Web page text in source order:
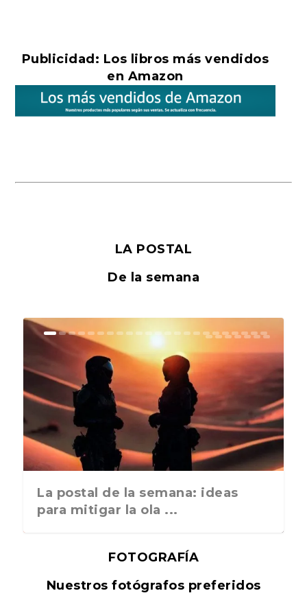
Publicidad: Los libros más vendidos
en Amazon
LA POSTAL
De la semana
La postal de la semana: ideas
para mitigar la ola ...
FOTOGRAFÍA
Nuestros fotógrafos preferidos